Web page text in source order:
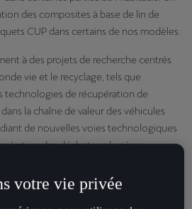
des composites à base de lin de
CUP dans certains de nos modèles.
à des projets de recherche centrés
vie et le recyclage, tels que
technologies de récupération de
la chaîne de valeur des véhicules
de nouvelles voies technologiques
des déchets polymères
d’économie circulaire dans le secteur
votre vie privée